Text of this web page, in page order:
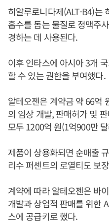
히알루로니다제(ALT-B4)는
흡수를 돕는 물질로 정맥주
경하는 데 사용된다.
이후 인타스에 아시아 3개
할 수 있는 권한을 부여했다.
알테오젠은 계약금 약 66억
의 임상 개발, 판매허가 및
모두 1200억 원(1억900만
제품이 상용화되면 순매출
리수 퍼센트의 로열티도 보
계약에 따라 알테오젠은 바
개발과 상업적 판매를 위한
스에 공급키로 했다.